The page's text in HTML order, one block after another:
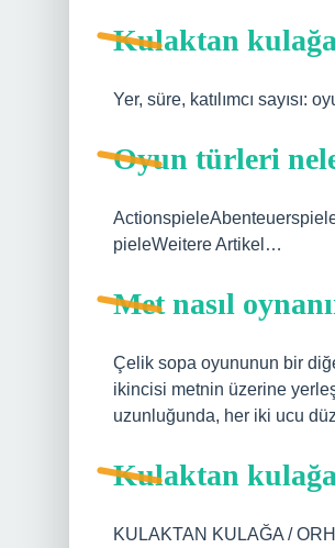
Kulaktan
Yer, süre, katılımcı sayısı:
Oyun türleri
pieleWeitere Artikel…
Met nasıl
Çelik sopa oyununun bir
ikincisi metnin üzerine
uzunluğunda, her iki ucu
Kulaktan
KULAKTAN KULAĞA /